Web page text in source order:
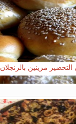
مزينين بالزنجلان